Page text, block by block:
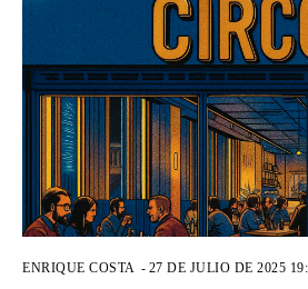
ENRIQUE COSTA - 27 DE JULIO DE 2025